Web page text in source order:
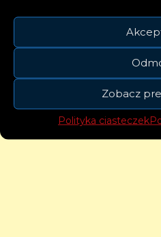
Zobacz
Polityka ciasteczek